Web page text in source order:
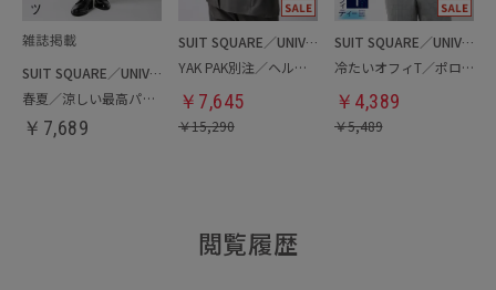
SUIT SQUARE／UNIVERSAL LANGUAGE
春夏／涼しい最高パンツ
￥ 7,689
SUIT SQUARE／UNIVERSAL LANGUAGE
YAK PAK別注／ヘルメットバッグ
￥ 7,645
￥15,290
SUIT SQUARE／UNIVERSAL LANGUAGE
冷たいオフィT／ポロシャツ
￥ 4,389
￥5,489
閲覧履歴